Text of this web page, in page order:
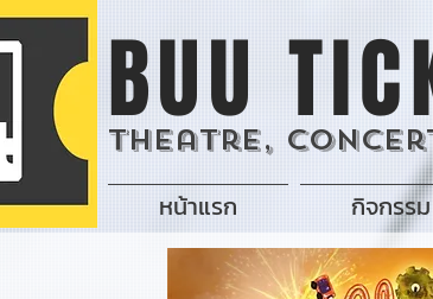
BUU
Theatre,
หน้าแรก กิจกรรม